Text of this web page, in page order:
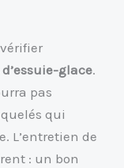
glace.
pas
qui
L’entretien de
: un bon